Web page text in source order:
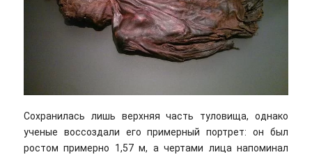
Сохранилась лишь верхняя часть туловища, однако
ученые воссоздали его примерный портрет: он был
ростом примерно 1,57 м, а чертами лица напоминал